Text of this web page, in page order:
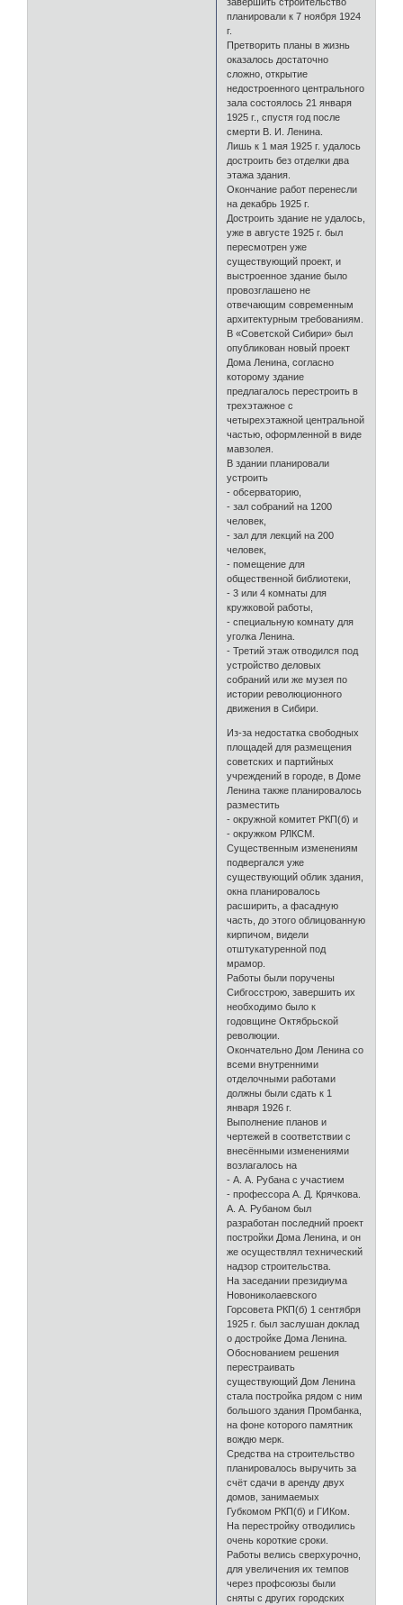
планировали к 7 ноября 1924
г.
Претворить планы в жизнь
оказалось достаточно
сложно, открытие
недостроенного центрального
зала состоялось 21 января
1925 г., спустя год после
смерти В. И. Ленина.
Лишь к 1 мая 1925 г. удалось
достроить без отделки два
этажа здания.
Окончание работ перенесли
на декабрь 1925 г.
Достроить здание не удалось,
уже в августе 1925 г. был
пересмотрен уже
существующий проект, и
выстроенное здание было
провозглашено не
отвечающим современным
архитектурным требованиям.
В «Советской Сибири» был
опубликован новый проект
Дома Ленина, согласно
которому здание
предлагалось перестроить в
трехэтажное с
четырехэтажной центральной
частью, оформленной в виде
мавзолея.
В здании планировали
устроить
- обсерваторию,
- зал собраний на 1200
человек,
- зал для лекций на 200
человек,
- помещение для
общественной библиотеки,
- 3 или 4 комнаты для
кружковой работы,
- специальную комнату для
уголка Ленина.
- Третий этаж отводился под
устройство деловых
собраний или же музея по
истории революционного
движения в Сибири.
Из-за недостатка свободных
площадей для размещения
советских и партийных
учреждений в городе, в Доме
Ленина также планировалось
разместить
- окружной комитет РКП(б) и
- окружком РЛКСМ.
Существенным изменениям
подвергался уже
существующий облик здания,
окна планировалось
расширить, а фасадную
часть, до этого облицованную
кирпичом, видели
отштукатуренной под
мрамор.
Работы были поручены
Сибгосстрою, завершить их
необходимо было к
годовщине Октябрьской
революции.
Окончательно Дом Ленина со
всеми внутренними
отделочными работами
должны были сдать к 1
января 1926 г.
Выполнение планов и
чертежей в соответствии с
внесёнными изменениями
возлагалось на
- А. А. Рубана с участием
- профессора А. Д. Крячкова.
А. А. Рубаном был
разработан последний проект
постройки Дома Ленина, и он
же осуществлял технический
надзор строительства.
На заседании президиума
Новониколаевского
Горсовета РКП(б) 1 сентября
1925 г. был заслушан доклад
о достройке Дома Ленина.
Обоснованием решения
перестраивать
существующий Дом Ленина
стала постройка рядом с ним
большого здания Промбанка,
на фоне которого памятник
вождю мерк.
Средства на строительство
планировалось выручить за
счёт сдачи в аренду двух
домов, занимаемых
Губкомом РКП(б) и ГИКом.
На перестройку отводились
очень короткие сроки.
Работы велись сверхурочно,
для увеличения их темпов
через профсоюзы были
сняты с других городских